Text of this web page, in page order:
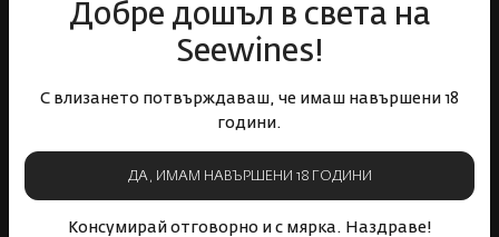
Добре дошъл в света на
Seewines!
С влизането потвърждаваш, че имаш навършени 18
години.
ДА, ИМАМ НАВЪРШЕНИ 18 ГОДИНИ
Консумирай отговорно и с мярка. Наздраве!
цялата страна
отстъпки